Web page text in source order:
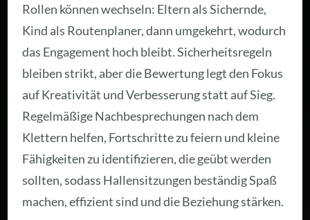
Rollen können wechseln: Eltern als Sichernde,
Kind als Routenplaner, dann umgekehrt, wodurch
das Engagement hoch bleibt. Sicherheitsregeln
bleiben strikt, aber die Bewertung legt den Fokus
auf Kreativität und Verbesserung statt auf Sieg.
Regelmäßige Nachbesprechungen nach dem
Klettern helfen, Fortschritte zu feiern und kleine
Fähigkeiten zu identifizieren, die geübt werden
sollten, sodass Hallensitzungen beständig Spaß
machen, effizient sind und die Beziehung stärken.